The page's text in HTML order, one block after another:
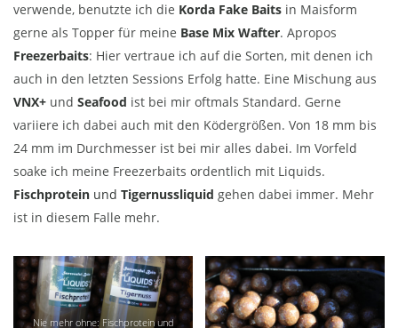
verwende, benutzte ich die Korda Fake Baits in Maisform
gerne als Topper für meine Base Mix Wafter. Apropos
Freezerbaits: Hier vertraue ich auf die Sorten, mit denen ich
auch in den letzten Sessions Erfolg hatte. Eine Mischung aus
VNX+ und Seafood ist bei mir oftmals Standard. Gerne
variiere ich dabei auch mit den Ködergrößen. Von 18 mm bis
24 mm im Durchmesser ist bei mir alles dabei. Im Vorfeld
soake ich meine Freezerbaits ordentlich mit Liquids.
Fischprotein und Tigernussliquid gehen dabei immer. Mehr
ist in diesem Falle mehr.
Nie mehr ohne: Fischprotein und